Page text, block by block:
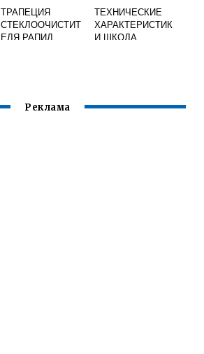
ТРАПЕЦИЯ
СТЕКЛООЧИСТИТ
ЕЛЯ РАПИД
ТЕХНИЧЕСКИЕ
ХАРАКТЕРИСТИК
И ШКОДА
Реклама